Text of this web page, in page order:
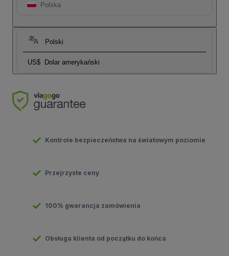
Polska
Polski
US$ Dolar amerykański
Kontrole bezpieczeństwa na światowym poziomie
Przejrzyste ceny
100% gwarancja zamówienia
Obsługa klienta od początku do końca